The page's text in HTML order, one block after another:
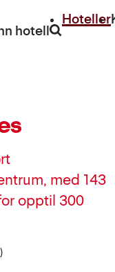
hotell
Hoteller
med 143
opptil 300
)